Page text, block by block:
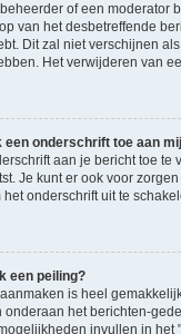
of een moderator
van het desbetreffende
Dit zal niet verschijnen
Het verwijderen van
een onderschrift toe aan
aan je bericht toe te
Je kunt er ook voor
onderschrift uit te
een peiling?
is heel
onderaan het berichten-
invullen in